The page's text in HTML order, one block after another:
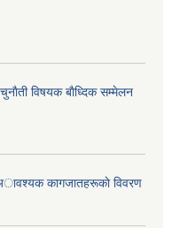
विषयक बाैध्दिक सम्मेलन
अावश्यक कागजातहरूकाे विवरण